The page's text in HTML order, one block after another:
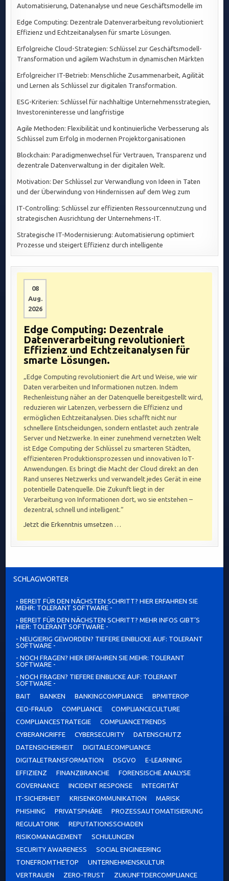
Automatisierung, Datenanalyse und neue Geschäftsmodelle im
Edge Computing: Dezentrale Datenverarbeitung revolutioniert
Effizienz und Echtzeitanalysen für smarte Lösungen.
Erfolgreiche Cloud-Strategien: Schlüssel zur Geschäftsmodell-
Transformation und agilem Wachstum in dynamischen Märkten
Erfolgreicher IT-Betrieb: Menschliche Zusammenarbeit, Agilität
und Lernen als Schlüssel zur digitalen Transformation.
ESG-Kriterien: Schlüssel für nachhaltige Unternehmensstrategien,
Investoreninteresse und langfristige
Agile Methoden: Flexibilität und kontinuierliche Verbesserung als
Schlüssel zum Erfolg in modernen Projektorganisationen
Blockchain: Paradigmenwechsel für Vertrauen, Transparenz und
dezentrale Datenverwaltung in der digitalen Welt.
Motivation: Der Schlüssel zur Verwandlung von Ideen in Taten
und der Überwindung von Hindernissen auf dem Weg zum
IT-Controlling: Schlüssel zur effizienten Ressourcennutzung und
strategischen Ausrichtung der Unternehmens-IT.
Strategische IT-Modernisierung: Automatisierung optimiert
Prozesse und steigert Effizienz durch intelligente
08
Aug.
2026
Edge Computing: Dezentrale
Datenverarbeitung revolutioniert
Effizienz und Echtzeitanalysen für
smarte Lösungen.
„Edge Computing revolutioniert die Art und Weise, wie wir
Daten verarbeiten und Informationen nutzen. Indem
Rechenleistung näher an der Datenquelle bereitgestellt wird,
reduzieren wir Latenzen, verbessern die Effizienz und
ermöglichen Echtzeitanalysen. Dies schafft nicht nur
schnellere Entscheidungen, sondern entlastet auch zentrale
Server und Netzwerke. In einer zunehmend vernetzten Welt
ist Edge Computing der Schlüssel zu smarteren Städten,
effizienteren Produktionsprozessen und innovativen IoT-
Anwendungen. Es bringt die Macht der Cloud direkt an den
Rand unseres Netzwerks und verwandelt jedes Gerät in eine
potentielle Datenquelle. Die Zukunft liegt in der
Verarbeitung von Informationen dort, wo sie entstehen –
dezentral, schnell und intelligent.“
Jetzt die Erkenntnis umsetzen …
SCHLAGWÖRTER
- BEREIT FÜR DEN NÄCHSTEN SCHRITT? HIER ERFAHREN SIE
MEHR: TOLERANT SOFTWARE -
- BEREIT FÜR DEN NÄCHSTEN SCHRITT? MEHR INFOS GIBT’S
HIER: TOLERANT SOFTWARE -
- NEUGIERIG GEWORDEN? TIEFERE EINBLICKE AUF: TOLERANT
SOFTWARE -
- NOCH FRAGEN? HIER ERFAHREN SIE MEHR: TOLERANT
SOFTWARE -
- NOCH FRAGEN? TIEFERE EINBLICKE AUF: TOLERANT
SOFTWARE -
BAIT
BANKEN BANKINGCOMPLIANCE
BPMITEROP
CEO-FRAUD
COMPLIANCE
COMPLIANCECULTURE
COMPLIANCESTRATEGIE
COMPLIANCETRENDS
CYBERANGRIFFE
CYBERSECURITY
DATENSCHUTZ
DATENSICHERHEIT
DIGITALECOMPLIANCE
DIGITALETRANSFORMATION
DSGVO
E-LEARNING
EFFIZIENZ
FINANZBRANCHE
FORENSISCHE ANALYSE
GOVERNANCE
INCIDENT RESPONSE
INTEGRITÄT
IT-SICHERHEIT
KRISENKOMMUNIKATION
MARISK
PHISHING
PRIVATSPHÄRE
PROZESSAUTOMATISIERUNG
REGULATORIK
REPUTATIONSSCHADEN
RISIKOMANAGEMENT
SCHULUNGEN
SECURITY AWARENESS
SOCIAL ENGINEERING
TONEFROMTHETOP
UNTERNEHMENSKULTUR
VERTRAUEN
ZERO-TRUST ZUKUNFTDERCOMPLIANCE